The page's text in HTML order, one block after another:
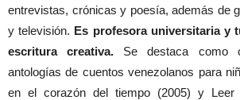
entrevistas, crónicas y poesía, además de
y televisión. Es profesora universitaria y
escritura creativa. Se destaca como
antologías de cuentos venezolanos para
en el corazón del tiempo (2005) y